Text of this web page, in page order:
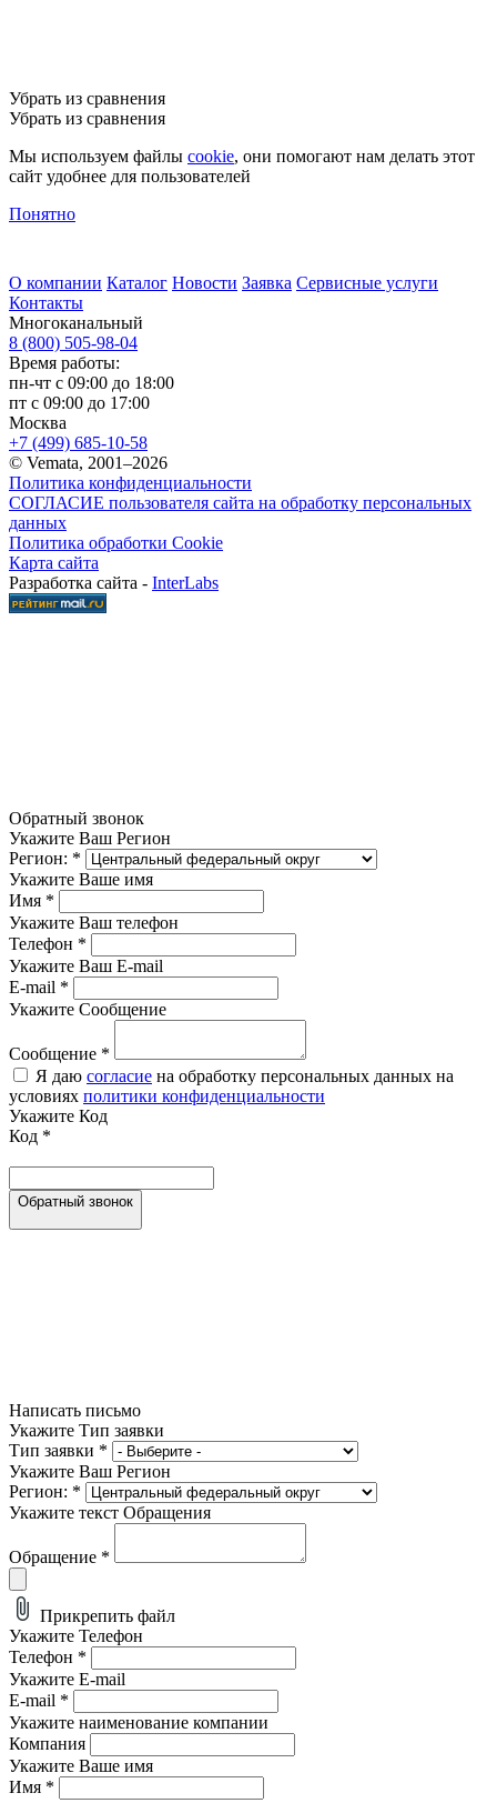
Убрать из сравнения
Убрать из сравнения
Мы используем файлы cookie, они помогают нам делать этот
сайт удобнее для пользователей
Понятно
О компании Каталог Новости Заявка Сервисные услуги
Контакты
Многоканальный
8 (800) 505-98-04
Время работы:
пн-чт с 09:00 до 18:00
пт с 09:00 до 17:00
Москва
+7 (499) 685-10-58
© Vemata, 2001–2026
Политика конфиденциальности
СОГЛАСИЕ пользователя сайта на обработку персональных
данных
Политика обработки Cookie
Карта сайта
Разработка сайта - InterLabs
Обратный звонок
Укажите Ваш Регион
Регион: *
Укажите Ваше имя
Имя *
Укажите Ваш телефон
Телефон *
Укажите Ваш E-mail
E-mail *
Укажите Сообщение
Сообщение *
Я даю согласие на обработку персональных данных на
условиях политики конфиденциальности
Укажите Код
Код *
Обратный звонок
Написать письмо
Укажите Тип заявки
Тип заявки *
Укажите Ваш Регион
Регион: *
Укажите текст Обращения
Обращение *
Прикрепить файл
Укажите Телефон
Телефон *
Укажите E-mail
E-mail *
Укажите наименование компании
Компания
Укажите Ваше имя
Имя *